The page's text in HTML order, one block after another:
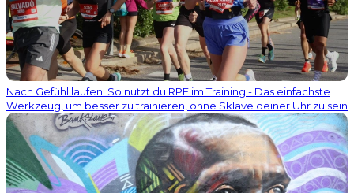
Nach Gefühl laufen: So nutzt du RPE im Training - Das einfachste
Werkzeug, um besser zu trainieren, ohne Sklave deiner Uhr zu sein